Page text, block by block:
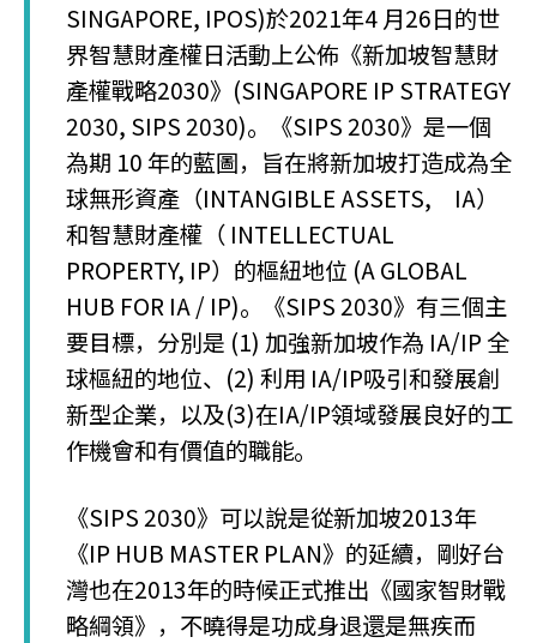
SINGAPORE, IPOS)於2021年4 月26日的世
界智慧財產權日活動上公佈《新加坡智慧財
產權戰略2030》(SINGAPORE IP STRATEGY
2030, SIPS 2030)。《SIPS 2030》是一個
為期 10 年的藍圖，旨在將新加坡打造成為全
球無形資產（INTANGIBLE ASSETS, IA）
和智慧財產權（ INTELLECTUAL
PROPERTY, IP）的樞紐地位 (A GLOBAL
HUB FOR IA / IP)。《SIPS 2030》有三個主
要目標，分別是 (1) 加強新加坡作為 IA/IP 全
球樞紐的地位、(2) 利用 IA/IP吸引和發展創
新型企業，以及(3)在IA/IP領域發展良好的工
作機會和有價值的職能。
《SIPS 2030》可以說是從新加坡2013年
《IP HUB MASTER PLAN》的延續，剛好台
灣也在2013年的時候正式推出《國家智財戰
略綱領》，不曉得是功成身退還是無疾而